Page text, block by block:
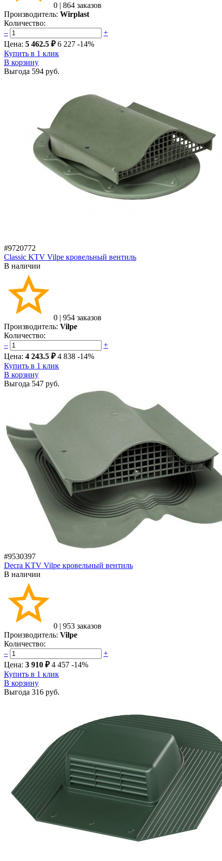
0 | 864 заказов
Производитель: Wirplast
Количество:
–
+
Цена: 5 462.5 ₽ 6 227 -14%
Купить в 1 клик
В корзину
Выгода 594 руб.
#9720772
Classic KTV Vilpe кровельный вентиль
В наличии
0 | 954 заказов
Производитель: Vilpe
Количество:
–
+
Цена: 4 243.5 ₽ 4 838 -14%
Купить в 1 клик
В корзину
Выгода 547 руб.
#9530397
Decra KTV Vilpe кровельный вентиль
В наличии
0 | 953 заказов
Производитель: Vilpe
Количество:
–
+
Цена: 3 910 ₽ 4 457 -14%
Купить в 1 клик
В корзину
Выгода 316 руб.